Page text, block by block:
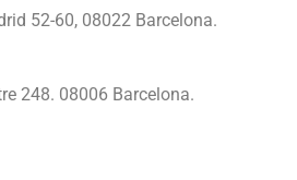
52-60, 08022 Barcelona.
248. 08006 Barcelona.